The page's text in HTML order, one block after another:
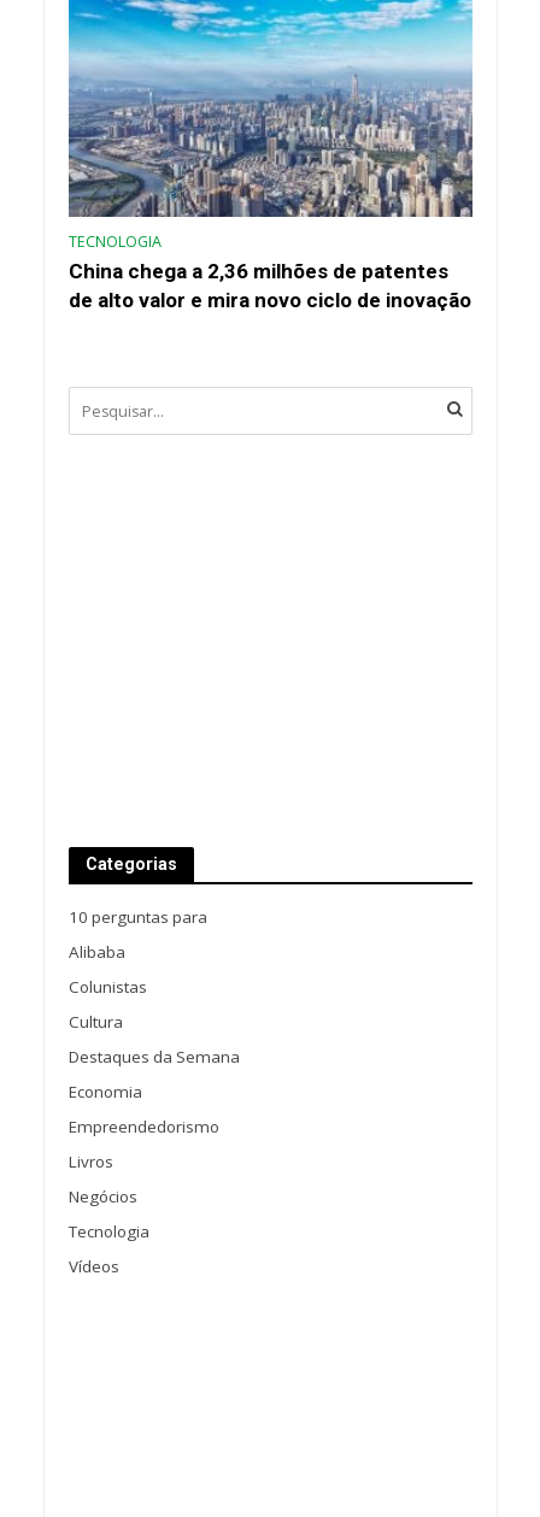
TECNOLOGIA
China chega a 2,36 milhões de patentes
de alto valor e mira novo ciclo de inovação
Categorias
10 perguntas para
Alibaba
Colunistas
Cultura
Destaques da Semana
Economia
Empreendedorismo
Livros
Negócios
Tecnologia
Vídeos